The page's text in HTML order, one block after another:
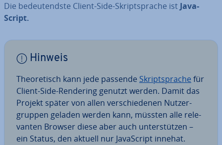
Die be­deu­tends­te Client-Side-Skript­spra­che ist Ja­va­
Script.
Hinweis
Theo­re­tisch kann jede passende Skript­spra­che für
Client-Side-Rendering genutzt werden. Damit das
Projekt später von allen ver­schie­de­nen Nut­zer­
grup­pen geladen werden kann, müssten alle re­le­
van­ten Browser diese aber auch un­ter­stüt­zen –
ein Status, den aktuell nur Ja­va­Script innehat.